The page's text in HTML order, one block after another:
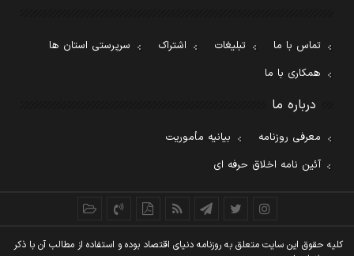
تماس با ما تبلیغات اشتراک
سرپرستی استان ها
همکاری با ما
درباره ما
معرفی روزنامه
بیانیه مأموریت
آئین نامه اخلاق حرفه ای
کليه حقوق اين سايت متعلق به روزنامه دنيای اقتصاد بوده و استفاده از مطالب آن با ذکر